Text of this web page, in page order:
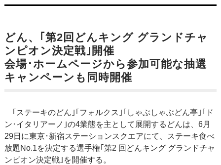
どん、｢第2回どんキング グランドチャ
ンピオン決定戦｣開催
会場･ホームページから参加可能な抽選
キャンペーンも同時開催
｢ステーキのどん｣｢フォルクス｣｢しゃぶしゃぶどん亭｣｢ド
ン･イタリアーノ｣の4業態を主として展開するどんは、6月
29日に東京･新宿ステーションスクエアにて、ステーキ食べ
放題No.1を決定する選手権｢第2 回どんキング グランドチャ
ンピオン決定戦｣を開催する。